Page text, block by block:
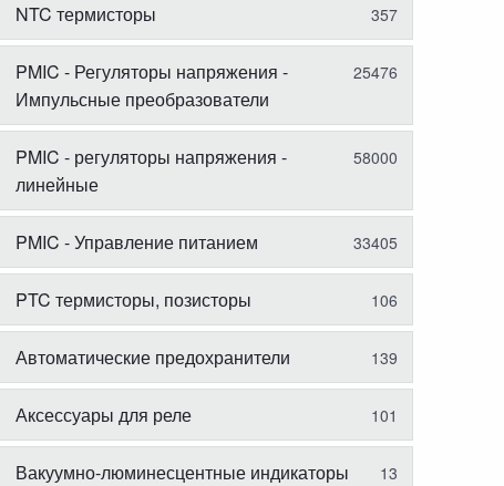
NTC термисторы 357
PMIC - Регуляторы напряжения -
Импульсные преобразователи
25476
PMIC - регуляторы напряжения -
линейные
58000
PMIC - Управление питанием 33405
PTC термисторы, позисторы 106
Автоматические предохранители 139
Аксессуары для реле 101
Вакуумно-люминесцентные индикаторы 13